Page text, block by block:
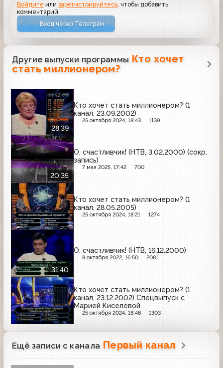
Войдите илизарегистрируйтесь, чтобы добавить
комментарий
Вход через Телеграм
Другие выпуски программы Кто хочет
стать миллионером?
28:39
Кто хочет стать миллионером? (1
канал, 23.09.2002)
25 октября 2024, 18:43 1139
20:35
О, счастливчик! (НТВ, 3.02.2000) (сокр.
запись)
7 мая 2025, 17:42 700
Кто хочет стать миллионером? (1
канал, 28.05.2005)
25 октября 2024, 18:21 1274
31:40
О, счастливчик! (НТВ, 16.12.2000)
8 октября 2022, 16:50 2081
Кто хочет стать миллионером? (1
канал, 23.12.2002) Спецвыпуск с
Марией Киселёвой
25 октября 2024, 18:46 1303
Ещё записи с канала Первый канал